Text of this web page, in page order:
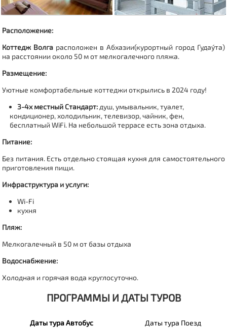
Расположение:
Коттедж Волга расположен в Абхазии(курортный город Гудау́та)
на расстоянии около 50 м от мелкогалечного пляжа.
Размещение:
Уютные комфортабельные коттеджи открылись в 2024 году!
3-4х местный Стандарт: душ, умывальник, туалет,
кондиционер, холодильник, телевизор, чайник, фен,
бесплатный WiFi. На небольшой террасе есть зона отдыха.
Питание:
Без питания. Есть отдельно стоящая кухня для самостоятельного
приготовления пищи.
Инфраструктура и услуги:
Wi-Fi
кухня
Пляж:
Мелкогалечный в 50 м от базы отдыха
Водоснабжение:
Холодная и горячая вода круглосуточно.
ПРОГРАММЫ И ДАТЫ ТУРОВ
Даты тура Автобус Даты тура Поезд